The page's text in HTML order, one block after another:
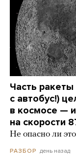
Часть
с автобус!)
в космосе —
на скорости
Не опасно ли
РАЗБОР день назад